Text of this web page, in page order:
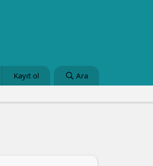
Kayıt ol Ara